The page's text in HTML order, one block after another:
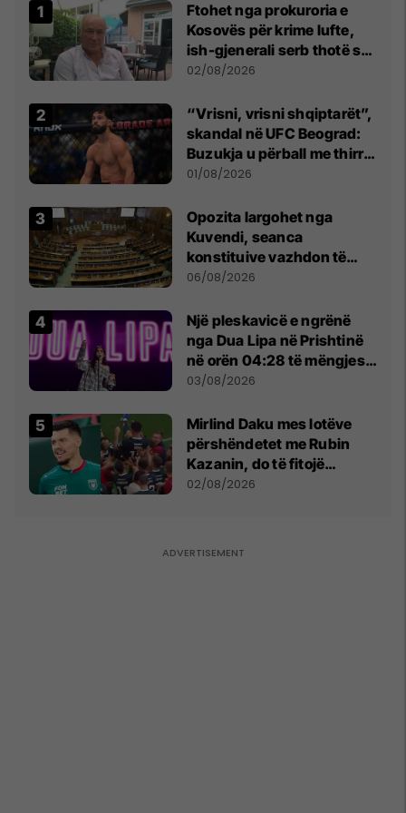
Ftohet nga prokuroria e
Kosovës për krime lufte,
ish-gjenerali serb thotë se
dikush e tradhtoi në
02/08/2026
“Vrisni, vrisni shqiptarët”,
skandal në UFC Beograd:
Buzukja u përball me thirrje
anti-shqiptare nga
01/08/2026
Opozita largohet nga
Kuvendi, seanca
konstituive vazhdon të
shtunën në orën 11:00
06/08/2026
Një pleskavicë e ngrënë
nga Dua Lipa në Prishtinë
në orën 04:28 të mëngjesit
- dhe bota digjitale serbe
03/08/2026
Mirlind Daku mes lotëve
përshëndetet me Rubin
Kazanin, do të fitojë
miliona te Spartak Moska
02/08/2026